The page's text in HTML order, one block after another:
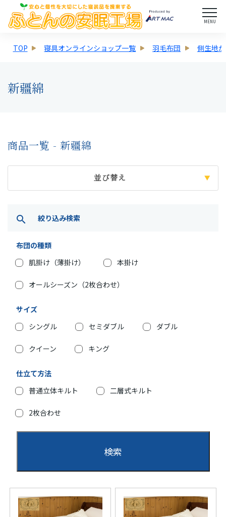
MENU
TOP 寝具オンラインショップ一覧 羽毛布団 側生地
新疆綿
商品一覧 - 新疆綿
並び替え
search 絞り込み検索
布団の種類
肌掛け（薄掛け）
本掛け
オールシーズン（2枚合わせ）
サイズ
シングル
セミダブル ダブル
クイーン キング
仕立て方法
普通立体キルト
二層式キルト
2枚合わせ